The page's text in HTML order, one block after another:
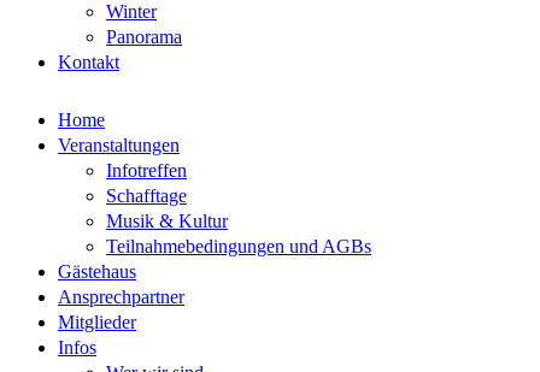
Winter
Panorama
Kontakt
Home
Veranstaltungen
Infotreffen
Schafftage
Musik & Kultur
Teilnahmebedingungen und AGBs
Gästehaus
Ansprechpartner
Mitglieder
Infos